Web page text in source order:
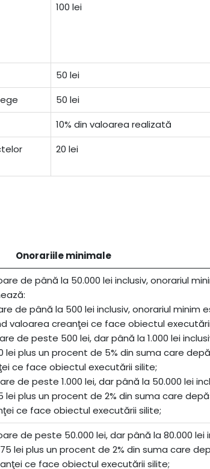
100 lei
50 lei
50 lei
10% din valoarea realizată
20 lei
Onorariile minimale
de până la 50.000 lei inclusiv, onorariul
de până la 500 lei inclusiv, onorariul minim
valoarea creanţei ce face obiectul
de peste 500 lei, dar până la 1.000 lei
lei plus un procent de 5% din suma care
ce face obiectul executării silite;
de peste 1.000 lei, dar până la 50.000 lei
lei plus un procent de 2% din suma care
ce face obiectul executării silite;
de peste 50.000 lei, dar până la 80.000 lei
lei plus un procent de 2% din suma care
ce face obiectul executării silite;